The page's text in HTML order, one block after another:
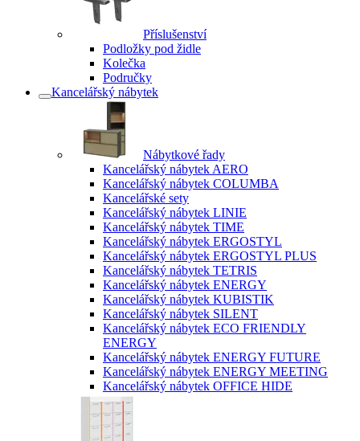
Příslušenství
Podložky pod židle
Kolečka
Područky
Kancelářský nábytek
Nábytkové řady
Kancelářský nábytek AERO
Kancelářský nábytek COLUMBA
Kancelářské sety
Kancelářský nábytek LINIE
Kancelářský nábytek TIME
Kancelářský nábytek ERGOSTYL
Kancelářský nábytek ERGOSTYL PLUS
Kancelářský nábytek TETRIS
Kancelářský nábytek ENERGY
Kancelářský nábytek KUBISTIK
Kancelářský nábytek SILENT
Kancelářský nábytek ECO FRIENDLY
ENERGY
Kancelářský nábytek ENERGY FUTURE
Kancelářský nábytek ENERGY MEETING
Kancelářský nábytek OFFICE HIDE